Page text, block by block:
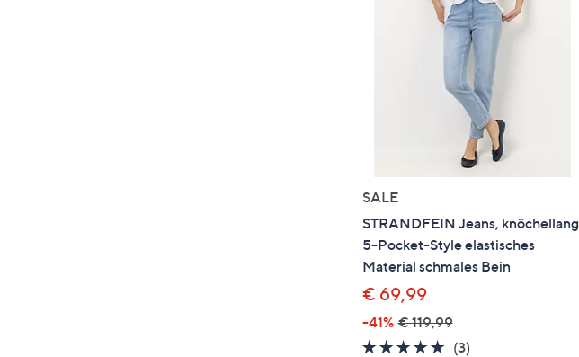
SALE
STRANDFEIN Jeans, knöchellang
5-Pocket-Style elastisches
Material schmales Bein
€ 69,99
-41% € 119,99
4.7
(3)3